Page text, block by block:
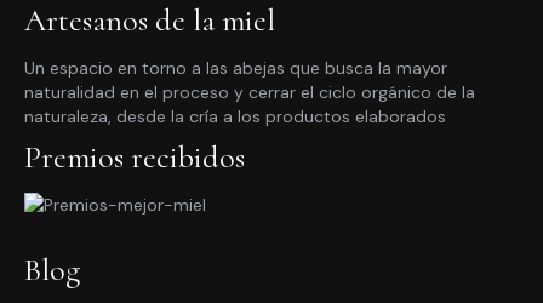
Artesanos de la miel
Un espacio en torno a las abejas que busca la mayor
naturalidad en el proceso y cerrar el ciclo orgánico de la
naturaleza, desde la cría a los productos elaborados
Premios recibidos
Blog